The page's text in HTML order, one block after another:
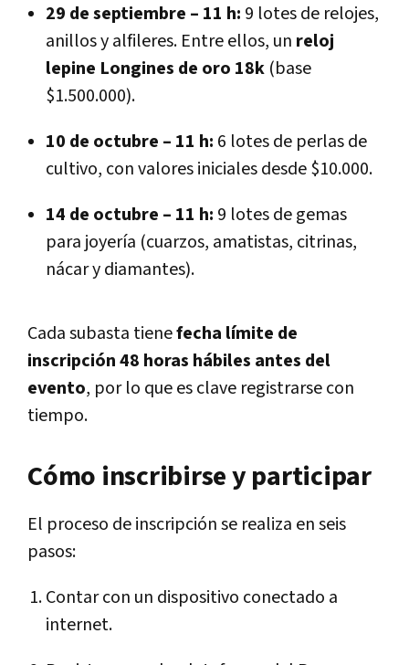
29 de septiembre – 11 h: 9 lotes de relojes,
anillos y alfileres. Entre ellos, un reloj
lepine Longines de oro 18k (base
$1.500.000).
10 de octubre – 11 h: 6 lotes de perlas de
cultivo, con valores iniciales desde $10.000.
14 de octubre – 11 h: 9 lotes de gemas
para joyería (cuarzos, amatistas, citrinas,
nácar y diamantes).
Cada subasta tienefecha límite de
inscripción 48 horas hábiles antes del
evento, por lo que es clave registrarse con
tiempo.
Cómo inscribirse y participar
El proceso de inscripción se realiza en seis
pasos:
Contar con un dispositivo conectado a
internet.